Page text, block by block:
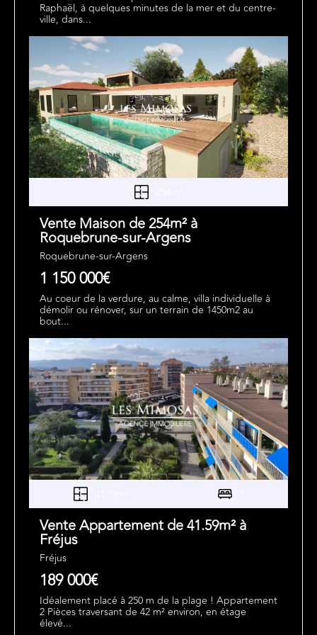
Raphaël, à quelques minutes de la mer et du centre-
ville, dans...
Vente Maison de 254m² à
Roquebrune-sur-Argens
Roquebrune-sur-Argens
1 150 000€
Au coeur de la verdure, au calme, villa individuelle à
démolir ou rénover, sur un terrain de 1450m2 au
bout...
Vente Appartement de 41.59m² à
Fréjus
Fréjus
189 000€
Idéalement placé à 250 m de la plage ! Appartement
2 Pièces traversant de 42 m² environ, en étage
élevé...